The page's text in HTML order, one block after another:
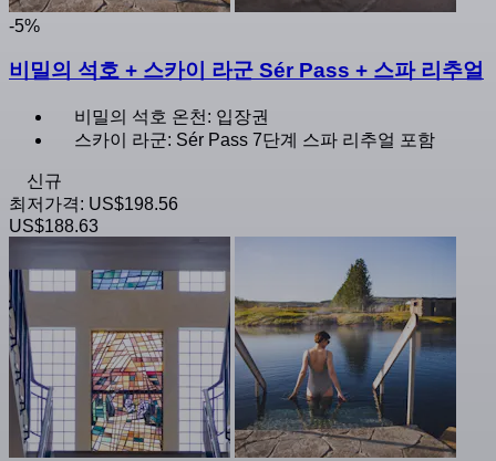
-5%
비밀의 석호 + 스카이 라군 Sér Pass + 스파 리추얼
비밀의 석호 온천: 입장권
스카이 라군: Sér Pass 7단계 스파 리추얼 포함
신규
최저가격: US$198.56
US$188.63